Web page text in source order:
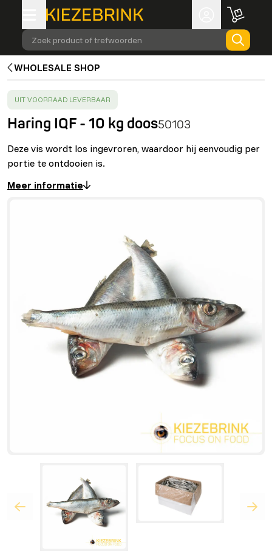
Zoek product of trefwoorden
WHOLESALE SHOP
SUCCESS:
UIT VOORRAAD LEVERBAAR
Haring IQF - 10 kg doos50103
Deze vis wordt los ingevroren, waardoor hij eenvoudig per
portie te ontdooien is.
Meer informatie